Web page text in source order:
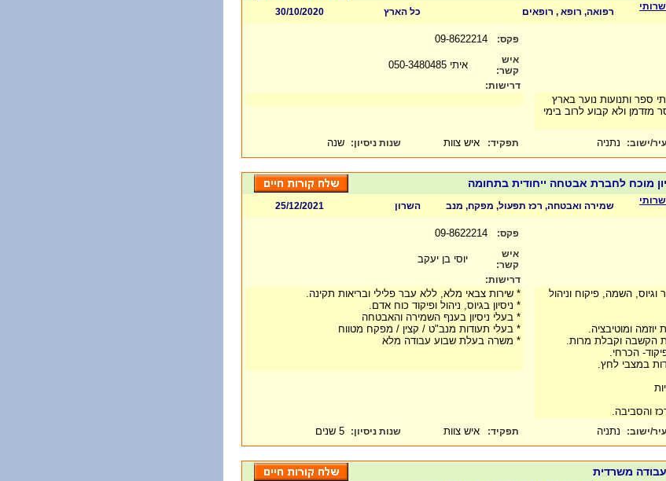
רפואה, רופא , רופאים כל הארץ
30/10/2020
פקס:
איש
קשר:
איתי 050-3480485
ספר ותנועות נוער בארץ
מזדמן ולא קבוע לרוב בימי
דרישות:
עיר/ישוב: נתניה תפקיד: איש צוות שנות ניסיון: שנה
מוכח לחברת אבטחה ייחודית בתחומה
שמירה ואבטחה, רכז תפעול, מפקח, מנב השרון
25/12/2021
פקס:
איש
קשר:
יוסי בן יעקב
השמה, פיקוח וניהול
יוזמה ומוטיבציה.
הקשבה וקבלת מרות.
הכרחי.
במצבי לחץ.
והסביבה.
דרישות:
* שירות צבאי מלא, ללא עבר פלילי ובריאות תקינה.
* ניסיון בגיוס, ניהול ופיקוד כוח אדם.
* בעלי ניסיון בענף השמירה והאבטחה
* בעלי תעודות מנב"ט / קצין / מפקח מטווח
* משרה בעלת שבוע עבודה מלא
עיר/ישוב: נתניה תפקיד: איש צוות שנות ניסיון: 5 שנים
עבודה משרדית